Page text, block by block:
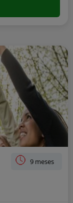
9 meses